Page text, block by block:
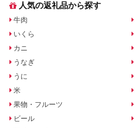
人気の返礼品から探す
牛肉
いくら
カニ
うなぎ
うに
米
果物・フルーツ
ビール